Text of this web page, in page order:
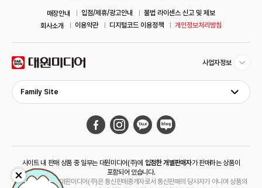
매장안내 입점/제휴/광고안내
불법 라이센스 신고 및 제보
회사소개
이용약관 디지털코드 이용정책 개인정보처리방침
사업자정보
Family Site
사이트 내 판매 상품 중 일부는 대원미디어(주)에 입점한 개별판매자가 판매하는 상품이
포함되어 있습니다.
해당 상품의 경우 대원미디어(주)은 통신판매중개자로서 통신판매의 당사자가 아니며 상품의